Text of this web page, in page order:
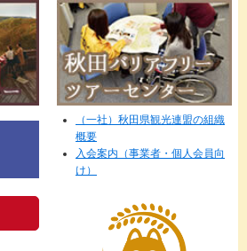
（一社）秋田県観光連盟の組織
概要
入会案内（事業者・個人会員向
け）